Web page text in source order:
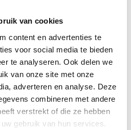
van cookies
content en advertenties te
voor social media te bieden
te analyseren. Ook delen we
van onze site met onze
adverteren en analyse. Deze
combineren met andere
verstrekt of die ze hebben
gebruik van hun services.
42 cm Hoogte:198 cm
interieur warmte en karakter geeft.
Groen